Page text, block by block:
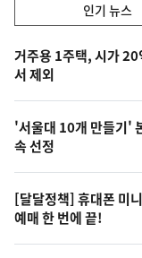
기,
최
신,
오
늘
의
영
상
인기 뉴스
기
뉴
스
거주용 1주택, 시가 20
서 제외
'서울대 10개 만들기'
속 선정
[달달정책] 휴대폰 미
예매 한 번에 끝!